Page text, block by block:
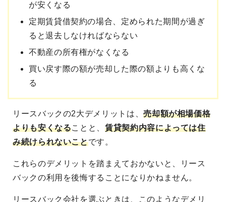
が安くなる
定期賃貸借契約の場合、定められた期間が過ぎ
ると退去しなければならない
不動産の所有権がなくなる
買い戻す際の額が売却した際の額よりも高くな
る
リースバックの2大デメリットは、売却額が相場価格
よりも安くなることと、賃貸契約内容によっては住
み続けられないことです。
これらのデメリットを踏まえておかないと、リース
バックの利用を後悔することになりかねません。
リースバック会社を選ぶときは、このようなデメリ